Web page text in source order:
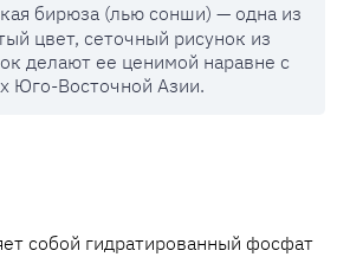
бирюза (лью сонши) — одна из
цвет, сеточный рисунок из
делают ее ценимой наравне с
Юго-Восточной Азии.
собой гидратированный фосфат